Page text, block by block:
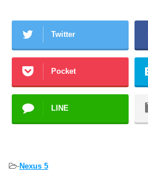
Twitter
Pocket
LINE
-Nexus 5